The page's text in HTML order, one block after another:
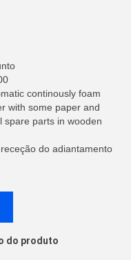
continously foam
with some paper and
spare parts in wooden
do adiantamento
do produto